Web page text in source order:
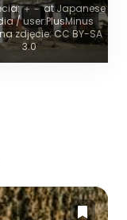
＋－ at Japanese
/ user:PlusMinus
zdjęcie: CC BY-SA
3.0